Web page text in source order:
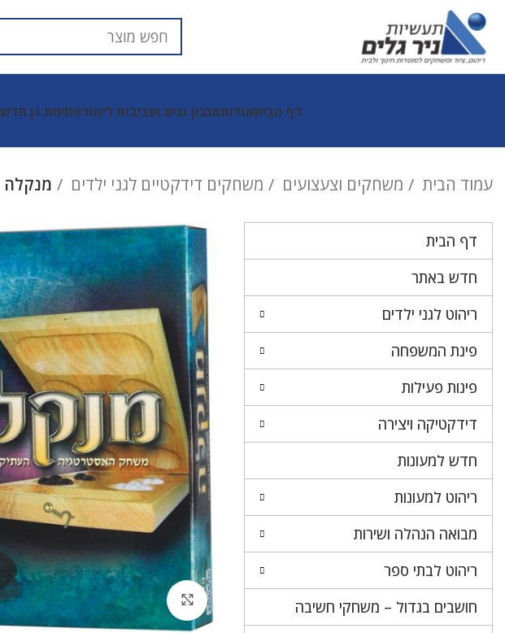
דף הביתאודותתכנון גנים וסביבות לימודפתיחת גן חדש
עמוד הבית משחקים וצעצועים משחקים דידקטיים לגני ילדים מנקלה
דף הבית
חדש באתר
ריהוט לגני ילדים
פינת המשפחה
פינות פעילות
דידקטיקה ויצירה
חדש למעונות
ריהוט למעונות
מבואה הנהלה ושירות
ריהוט לבתי ספר
חושבים בגדול – משחקי חשיבה
לחץ להגדלה